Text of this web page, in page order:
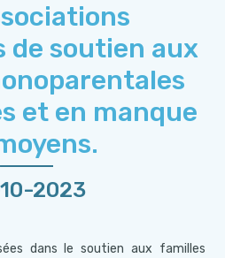
de soutien aux
et en manque
2023
dans le soutien aux familles